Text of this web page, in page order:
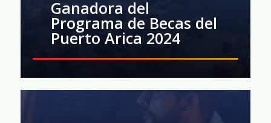
Ganadora del
Programa de Becas del
Puerto Arica 2024